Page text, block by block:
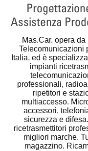
Assistenza
Mas.Car. opera da
Telecomunicazioni
Italia, ed è
impianti
professionali,
ripetitori e
multiaccesso.
accessori,
sicurezza e
ricetrasmettitori
migliori marche.
magazzino.